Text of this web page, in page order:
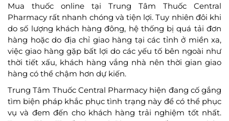
Mua thuốc online tại Trung Tâm Thuốc Central
Pharmacy rất nhanh chóng và tiện lợi. Tuy nhiên đôi khi
do số lượng khách hàng đông, hệ thống bị quá tải đơn
hàng hoặc do địa chỉ giao hàng tại các tỉnh ở miền xa,
việc giao hàng gặp bất lợi do các yếu tố bên ngoài như
thời tiết xấu, khách hàng vắng nhà nên thời gian giao
hàng có thể chậm hơn dự kiến.
Trung Tâm Thuốc Central Pharmacy hiện đang cố gắng
tìm biện pháp khắc phục tình trạng này để có thể phục
vụ và đem đến cho khách hàng trải nghiệm tốt nhất.